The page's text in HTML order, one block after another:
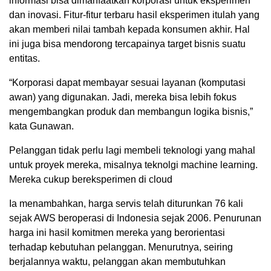
dan inovasi. Fitur-fitur terbaru hasil eksperimen itulah yang
akan memberi nilai tambah kepada konsumen akhir. Hal
ini juga bisa mendorong tercapainya target bisnis suatu
entitas.
“Korporasi dapat membayar sesuai layanan (komputasi
awan) yang digunakan. Jadi, mereka bisa lebih fokus
mengembangkan produk dan membangun logika bisnis,”
kata Gunawan.
Pelanggan tidak perlu lagi membeli teknologi yang mahal
untuk proyek mereka, misalnya teknolgi machine learning.
Mereka cukup bereksperimen di cloud
Ia menambahkan, harga servis telah diturunkan 76 kali
sejak AWS beroperasi di Indonesia sejak 2006. Penurunan
harga ini hasil komitmen mereka yang berorientasi
terhadap kebutuhan pelanggan. Menurutnya, seiring
berjalannya waktu, pelanggan akan membutuhkan